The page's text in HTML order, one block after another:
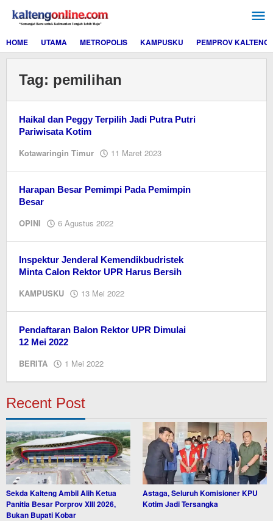
konten
HOME
UTAMA METROPOLIS KAMPUSKU PEMPROV KALTENG
Tag: pemilihan
Haikal dan Peggy Terpilih Jadi Putra Putri
Pariwisata Kotim
Kotawaringin Timur 11 Maret 2023
Harapan Besar Pemimpi Pada Pemimpin
Besar
OPINI 6 Agustus 2022
dua
Inspektur Jenderal Kemendikbudristek
Minta Calon Rektor UPR Harus Bersih
KAMPUSKU 13 Mei 2022
Pendaftaran Balon Rektor UPR Dimulai
12 Mei 2022
BERITA 1 Mei 2022
Recent Post
Sekda Kalteng Ambil Alih Ketua
Panitia Besar Porprov XIII 2026,
Bukan Bupati Kobar
Astaga, Seluruh Komisioner KPU
Kotim Jadi Tersangka